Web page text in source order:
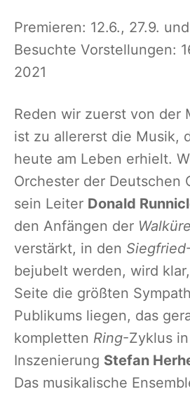
Premieren: 12.6., 27.9. und
Besuchte Vorstellungen:
2021
Reden wir zuerst von der
ist zu allererst die Musik,
heute am Leben erhielt.
Orchester der Deutschen
sein Leiter Donald
den Anfängen der Walküre
verstärkt, in den Siegfried
bejubelt werden, wird
Seite die größten
Publikums liegen, das
kompletten Ring-Zyklus
Inszenierung Stefan
Das musikalische